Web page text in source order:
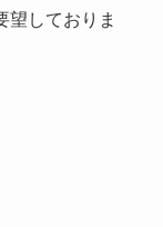
望しておりま